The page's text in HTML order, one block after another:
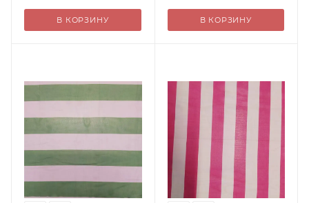
В КОРЗИНУ В КОРЗИНУ